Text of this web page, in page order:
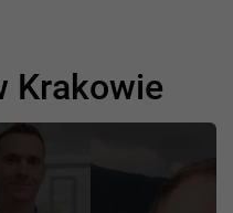
Krakowie